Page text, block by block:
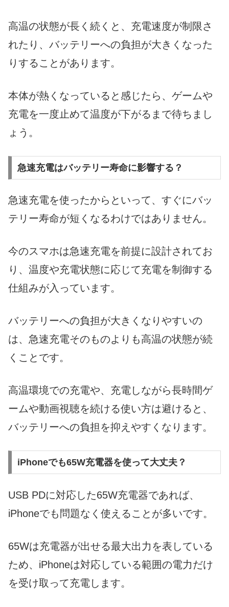
高温の状態が長く続くと、充電速度が制限さ
れたり、バッテリーへの負担が大きくなった
りすることがあります。
本体が熱くなっていると感じたら、ゲームや
充電を一度止めて温度が下がるまで待ちまし
ょう。
急速充電はバッテリー寿命に影響する？
急速充電を使ったからといって、すぐにバッ
テリー寿命が短くなるわけではありません。
今のスマホは急速充電を前提に設計されてお
り、温度や充電状態に応じて充電を制御する
仕組みが入っています。
バッテリーへの負担が大きくなりやすいの
は、急速充電そのものよりも高温の状態が続
くことです。
高温環境での充電や、充電しながら長時間ゲ
ームや動画視聴を続ける使い方は避けると、
バッテリーへの負担を抑えやすくなります。
iPhoneでも65W充電器を使って大丈夫？
USB PDに対応した65W充電器であれば、
iPhoneでも問題なく使えることが多いです。
65Wは充電器が出せる最大出力を表している
ため、iPhoneは対応している範囲の電力だけ
を受け取って充電します。